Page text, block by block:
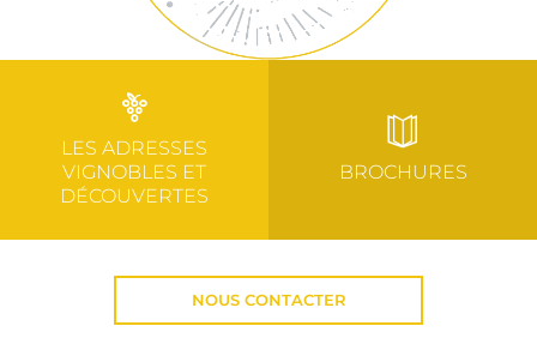
LES ADRESSES
VIGNOBLES ET
DÉCOUVERTES
BROCHURES
NOUS CONTACTER